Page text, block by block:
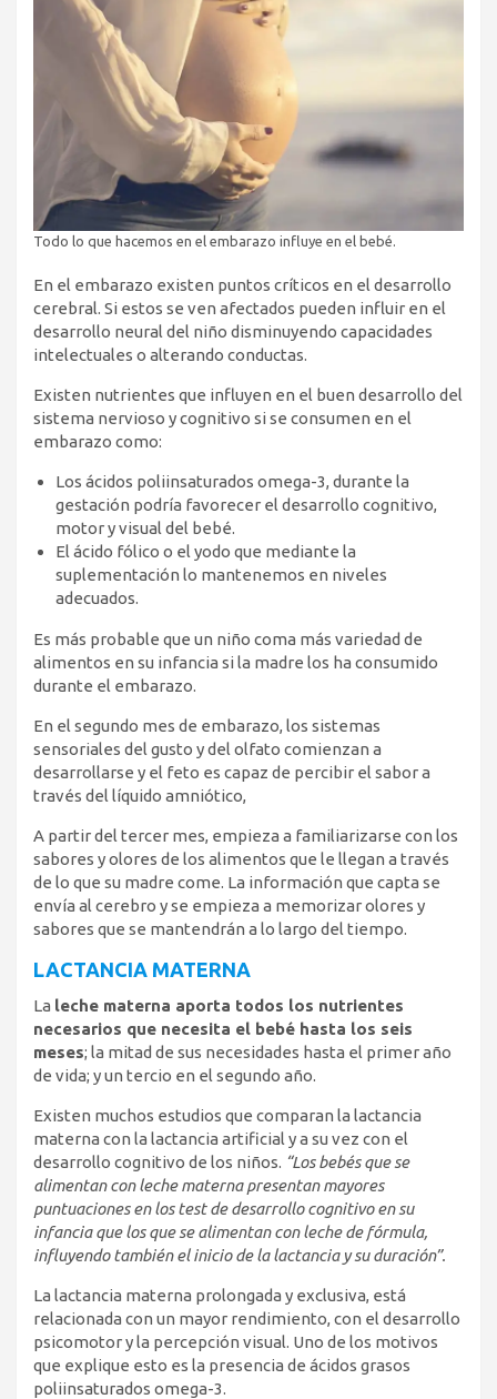
Todo lo que hacemos en el embarazo influye en el bebé.
En el embarazo existen puntos críticos en el desarrollo
cerebral. Si estos se ven afectados pueden influir en el
desarrollo neural del niño disminuyendo capacidades
intelectuales o alterando conductas.
Existen nutrientes que influyen en el buen desarrollo del
sistema nervioso y cognitivo si se consumen en el
embarazo como:
Los ácidos poliinsaturados omega-3, durante la
gestación podría favorecer el desarrollo cognitivo,
motor y visual del bebé.
El ácido fólico o el yodo que mediante la
suplementación lo mantenemos en niveles
adecuados.
Es más probable que un niño coma más variedad de
alimentos en su infancia si la madre los ha consumido
durante el embarazo.
En el segundo mes de embarazo, los sistemas
sensoriales del gusto y del olfato comienzan a
desarrollarse y el feto es capaz de percibir el sabor a
través del líquido amniótico,
A partir del tercer mes, empieza a familiarizarse con los
sabores y olores de los alimentos que le llegan a través
de lo que su madre come. La información que capta se
envía al cerebro y se empieza a memorizar olores y
sabores que se mantendrán a lo largo del tiempo.
LACTANCIA MATERNA
La leche materna aporta todos los nutrientes
necesarios que necesita el bebé hasta los seis
meses; la mitad de sus necesidades hasta el primer año
de vida; y un tercio en el segundo año.
Existen muchos estudios que comparan la lactancia
materna con la lactancia artificial y a su vez con el
desarrollo cognitivo de los niños. “Los bebés que se
alimentan con leche materna presentan mayores
puntuaciones en los test de desarrollo cognitivo en su
infancia que los que se alimentan con leche de fórmula,
influyendo también el inicio de la lactancia y su duración”.
La lactancia materna prolongada y exclusiva, está
relacionada con un mayor rendimiento, con el desarrollo
psicomotor y la percepción visual. Uno de los motivos
que explique esto es la presencia de ácidos grasos
poliinsaturados omega-3.